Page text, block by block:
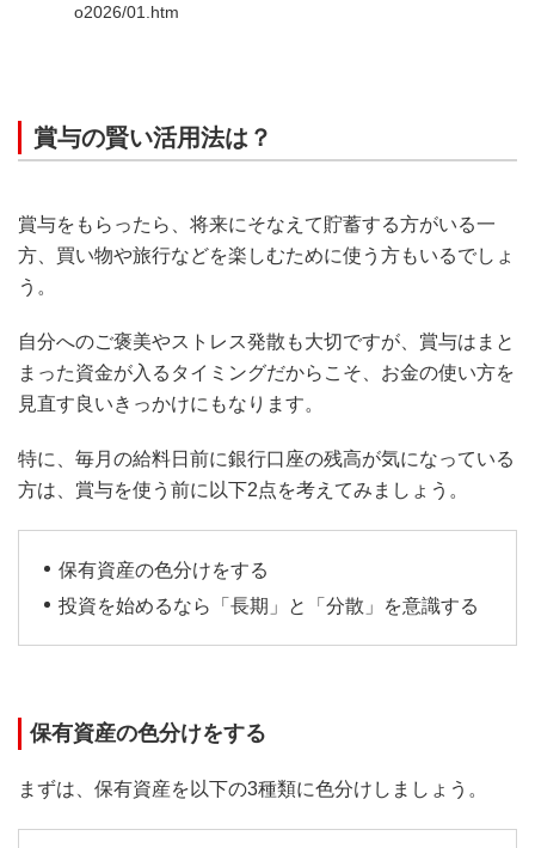
o2026/01.htm
賞与の賢い活用法は？
賞与をもらったら、将来にそなえて貯蓄する方がいる一
方、買い物や旅行などを楽しむために使う方もいるでしょ
う。
自分へのご褒美やストレス発散も大切ですが、賞与はまと
まった資金が入るタイミングだからこそ、お金の使い方を
見直す良いきっかけにもなります。
特に、毎月の給料日前に銀行口座の残高が気になっている
方は、賞与を使う前に以下2点を考えてみましょう。
保有資産の色分けをする
投資を始めるなら「長期」と「分散」を意識する
保有資産の色分けをする
まずは、保有資産を以下の3種類に色分けしましょう。